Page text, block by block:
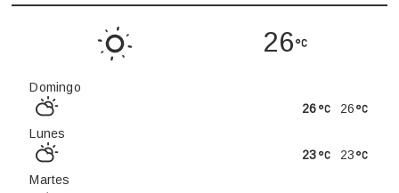
26
Domingo
26
26
Lunes
23
23
Martes